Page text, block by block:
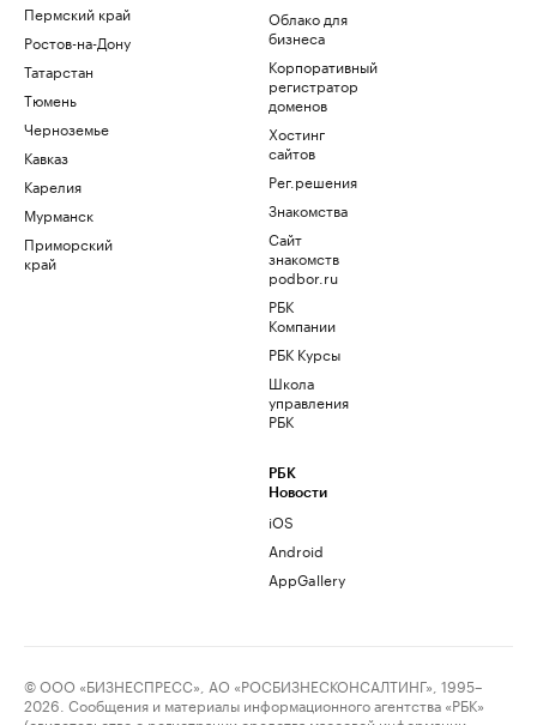
Пермский край
Ростов-на-Дону
Татарстан
Тюмень
Черноземье
Кавказ
Карелия
Мурманск
Приморский
край
Облако для
бизнеса
Корпоративный
регистратор
доменов
Хостинг
сайтов
Рег.решения
Знакомства
Сайт
знакомств
podbor.ru
РБК
Компании
РБК Курсы
Школа
управления
РБК
РБК
Новости
iOS
Android
AppGallery
© ООО «БИЗНЕСПРЕСС», АО «РОСБИЗНЕСКОНСАЛТИНГ», 1995–
2026. Сообщения и материалы информационного агентства «РБК»